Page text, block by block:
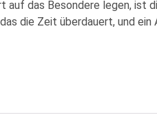
das Besondere legen, ist
die Zeit überdauert, und